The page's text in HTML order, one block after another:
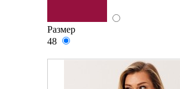
Размер
48